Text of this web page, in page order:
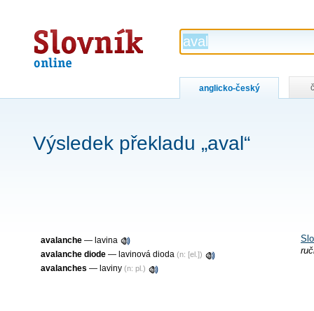
Slovník
online
anglicko-český
Výsledek překladu „aval“
avalanche — lavina
avalanche diode — lavinová dioda (n: [el.])
avalanches — laviny (n: pl.)